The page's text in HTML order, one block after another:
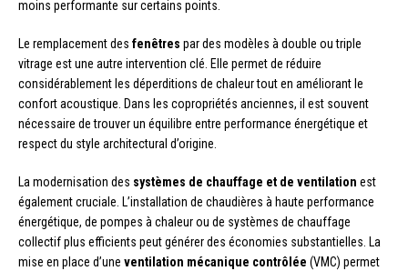
moins performante sur certains points.
Le remplacement des fenêtres par des modèles à double ou triple
vitrage est une autre intervention clé. Elle permet de réduire
considérablement les déperditions de chaleur tout en améliorant le
confort acoustique. Dans les copropriétés anciennes, il est souvent
nécessaire de trouver un équilibre entre performance énergétique et
respect du style architectural d’origine.
La modernisation des systèmes de chauffage et de ventilation est
également cruciale. L’installation de chaudières à haute performance
énergétique, de pompes à chaleur ou de systèmes de chauffage
collectif plus efficients peut générer des économies substantielles. La
mise en place d’une ventilation mécanique contrôlée (VMC) permet